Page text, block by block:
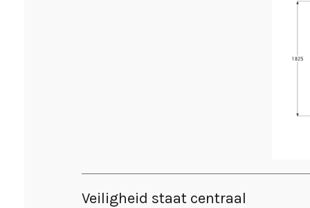
Veiligheid staat centraal